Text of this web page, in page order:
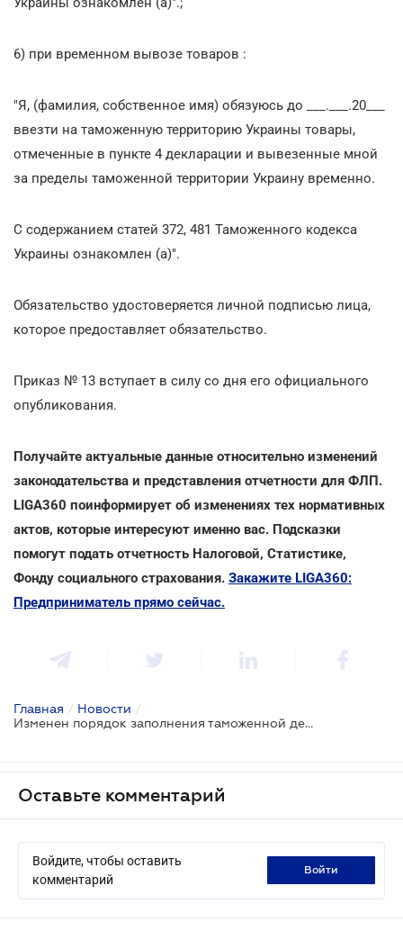
6) при временном вывозе товаров :
"Я, (фамилия, собственное имя) обязуюсь до ___.___.20___
ввезти на таможенную территорию Украины товары,
отмеченные в пункте 4 декларации и вывезенные мной
за пределы таможенной территории Украину временно.
С содержанием статей 372, 481 Таможенного кодекса
Украины ознакомлен (а)".
Обязательство удостоверяется личной подписью лица,
которое предоставляет обязательство.
Приказ № 13 вступает в силу со дня его официального
опубликования.
Получайте актуальные данные относительно изменений
законодательства и представления отчетности для ФЛП.
LIGA360 поинформирует об изменениях тех нормативных
актов, которые интересуют именно вас. Подсказки
помогут подать отчетность Налоговой, Статистике,
Фонду социального страхования. Закажите LIGA360:
Предприниматель прямо сейчас.
Главная / Новости /
Изменен порядок заполнения таможенной декларации при перемещении товаров для личных потребностей
Оставьте комментарий
Войдите, чтобы оставить
комментарий
войти